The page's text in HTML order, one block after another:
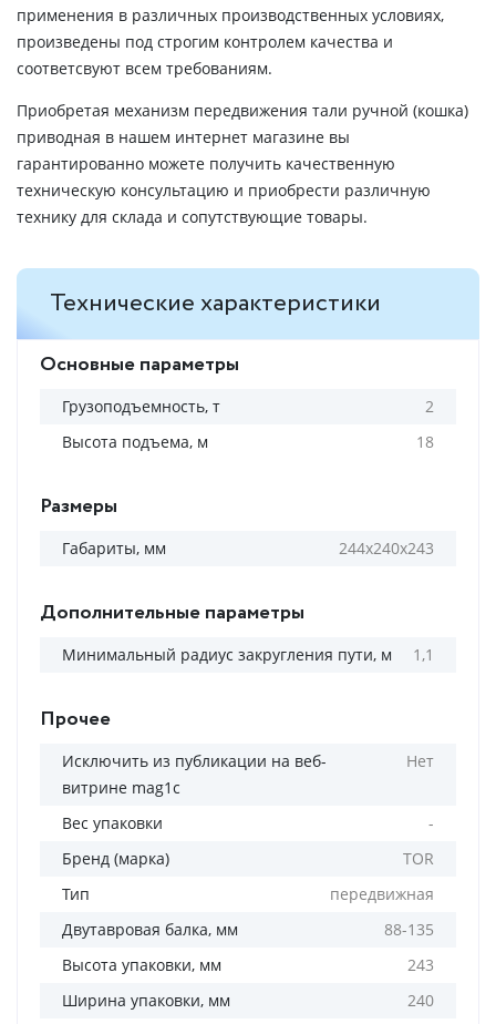
применения в различных производственных условиях,
произведены под строгим контролем качества и
соответсвуют всем требованиям.
Приобретая механизм передвижения тали ручной (кошка)
приводная в нашем интернет магазине вы
гарантированно можете получить качественную
техническую консультацию и приобрести различную
технику для склада и сопутствующие товары.
Технические характеристики
Основные параметры
Грузоподъемность, т
2
Высота подъема, м
18
Размеры
Габариты, мм 244х240х243
Дополнительные параметры
Минимальный радиус закругления пути, м 1,1
Прочее
Исключить из публикации на веб-
витрине mag1c
Нет
Вес упаковки
-
Бренд (марка)
TOR
Тип
передвижная
Двутавровая балка, мм
88-135
Высота упаковки, мм
243
Ширина упаковки, мм
240